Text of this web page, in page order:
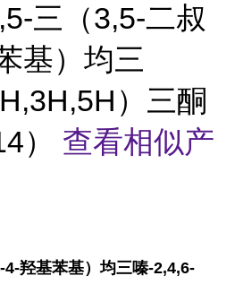
三（3,5-二叔
基）均三
）三酮
） 查看相似产
羟基苯基）均三嗪-2,4,6-